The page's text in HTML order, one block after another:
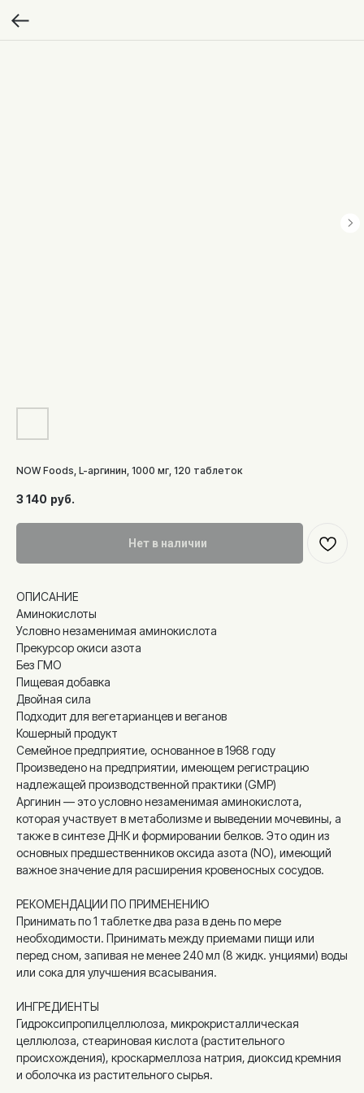
NOW Foods, L-аргинин, 1000 мг, 120 таблеток
3 140 руб.
Нет в наличии
ОПИСАНИЕ
Аминокислоты
Условно незаменимая аминокислота
Прекурсор окиси азота
Без ГМО
Пищевая добавка
Двойная сила
Подходит для вегетарианцев и веганов
Кошерный продукт
Семейное предприятие, основанное в 1968 году
Произведено на предприятии, имеющем регистрацию
надлежащей производственной практики (GMP)
Аргинин — это условно незаменимая аминокислота,
которая участвует в метаболизме и выведении мочевины, а
также в синтезе ДНК и формировании белков. Это один из
основных предшественников оксида азота (NO), имеющий
важное значение для расширения кровеносных сосудов.
РЕКОМЕНДАЦИИ ПО ПРИМЕНЕНИЮ
Принимать по 1 таблетке два раза в день по мере
необходимости. Принимать между приемами пищи или
перед сном, запивая не менее 240 мл (8 жидк. унциями) воды
или сока для улучшения всасывания.
ИНГРЕДИЕНТЫ
Гидроксипропилцеллюлоза, микрокристаллическая
целлюлоза, стеариновая кислота (растительного
происхождения), кроскармеллоза натрия, диоксид кремния
и оболочка из растительного сырья.